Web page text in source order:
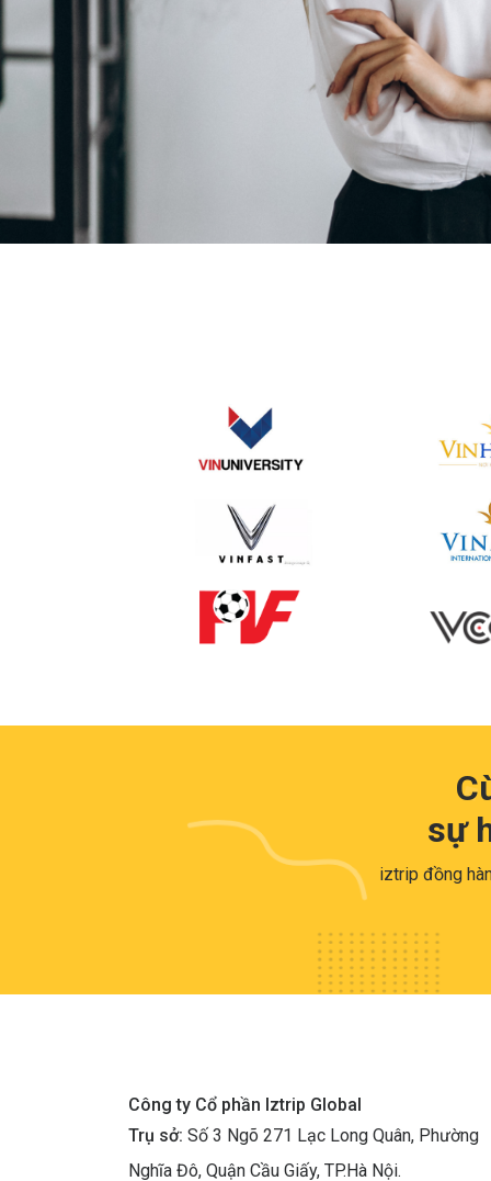
sự
iztrip đồng
Công ty Cổ phần Iztrip Global
Trụ sở: Số 3 Ngõ 271 Lạc Long Quân, Phường
Nghĩa Đô, Quận Cầu Giấy, TP.Hà Nội.